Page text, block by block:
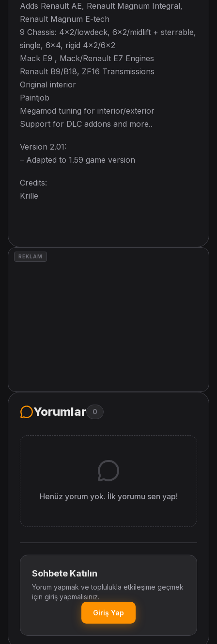
Adds Renault AE, Renault Magnum Integral,
Renault Magnum E-tech
9 Chassis: 4×2/lowdeck, 6×2/midlift + sterrable,
single, 6×4, rigid 4×2/6×2
Mack E9 , Mack/Renault E7 Engines
Renault B9/B18, ZF16 Transmissions
Original interior
Paintjob
Megamod tuning for interior/exterior
Support for DLC addons and more..
Version 2.01:
– Adapted to 1.59 game version
Credits:
Krille
REKLAM
Yorumlar 0
Henüz yorum yok. İlk yorumu sen yap!
Sohbete Katılın
Yorum yapmak ve toplulukla etkileşime geçmek
için giriş yapmalısınız.
Giriş Yap